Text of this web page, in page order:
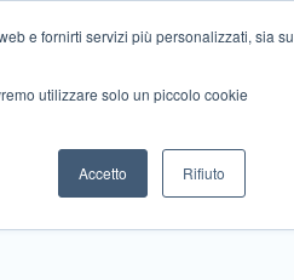
e fornirti servizi più personalizzati, sia su
utilizzare solo un piccolo cookie
Accetto Rifiuto